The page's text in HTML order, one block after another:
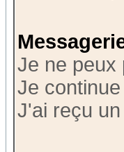
Je ne peux
Je
J'ai reçu